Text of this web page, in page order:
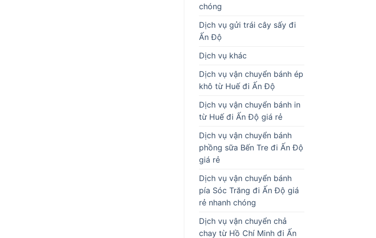
chóng
Dịch vụ gửi trái cây sấy đi
Ấn Độ
Dịch vụ khác
Dịch vụ vận chuyển bánh ép
khô từ Huế đi Ấn Độ
Dịch vụ vận chuyển bánh in
từ Huế đi Ấn Độ giá rẻ
Dịch vụ vận chuyển bánh
phồng sữa Bến Tre đi Ấn Độ
giá rẻ
Dịch vụ vận chuyển bánh
pía Sóc Trăng đi Ấn Độ giá
rẻ nhanh chóng
Dịch vụ vận chuyển chả
chay từ Hồ Chí Minh đi Ấn